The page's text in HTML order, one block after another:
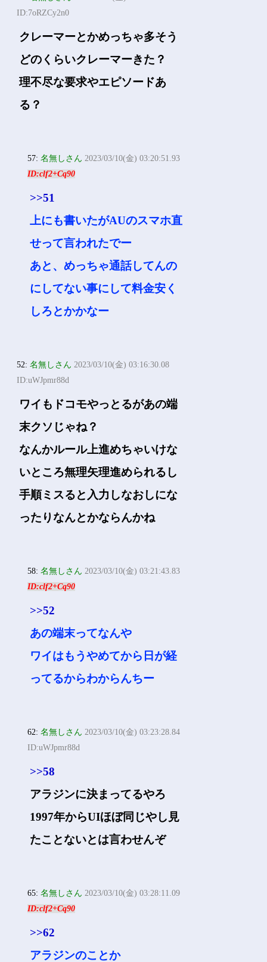
ID:7oRZCy2n0
クレーマーとかめっちゃ多そう
どのくらいクレーマーきた？
理不尽な要求やエピソードあ
る？
57:名無しさん 2023/03/10(金) 03:20:51.93
ID:clf2+Cq90
>>51
上にも書いたがAUのスマホ直
せって言われたでー
あと、めっちゃ通話してんの
にしてない事にして料金安く
しろとかかなー
52:名無しさん 2023/03/10(金) 03:16:30.08
ID:uWJpmr88d
ワイもドコモやっとるがあの端
末クソじゃね？
なんかルール上進めちゃいけな
いところ無理矢理進められるし
手順ミスると入力しなおしにな
ったりなんとかならんかね
58:名無しさん 2023/03/10(金) 03:21:43.83
ID:clf2+Cq90
>>52
あの端末ってなんや
ワイはもうやめてから日が経
ってるからわからんちー
62:名無しさん 2023/03/10(金) 03:23:28.84
ID:uWJpmr88d
>>58
アラジンに決まってるやろ
1997年からUIほぼ同じやし見
たことないとは言わせんぞ
65:名無しさん 2023/03/10(金) 03:28:11.09
ID:clf2+Cq90
>>62
アラジンのことか